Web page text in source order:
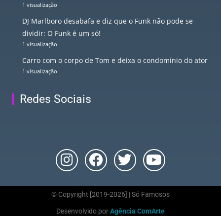
1 visualização
DJ Marlboro desabafa e diz que o Funk não pode se
dividir: O Funk é um só!
1 visualização
Carro com o corpo de Tom e deixa o condomínio do ator
1 visualização
Redes Sociais
© Copyright [2019-2026] | Só Famosos
Desenvolvido porAgência ComArte